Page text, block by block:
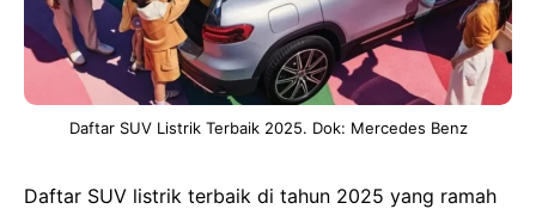
Daftar SUV Listrik Terbaik 2025. Dok: Mercedes Benz
Daftar SUV listrik terbaik di tahun 2025 yang ramah